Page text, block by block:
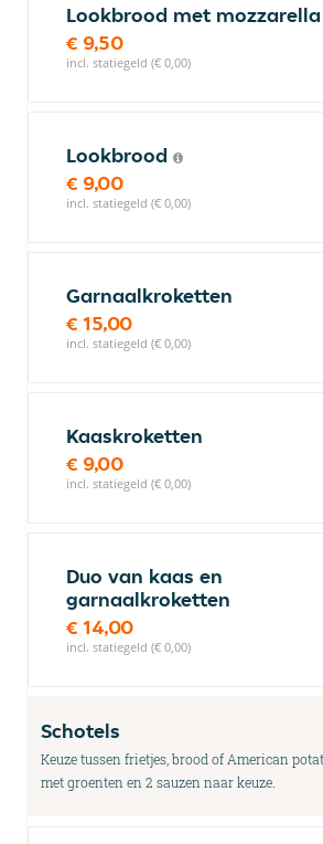
Lookbrood met mozzarella
€ 9,50
incl. statiegeld (€ 0,00)
Lookbrood
€ 9,00
incl. statiegeld (€ 0,00)
Garnaalkroketten
€ 15,00
incl. statiegeld (€ 0,00)
Kaaskroketten
€ 9,00
incl. statiegeld (€ 0,00)
Duo van kaas en
garnaalkroketten
€ 14,00
incl. statiegeld (€ 0,00)
Schotels
Keuze tussen frietjes, brood of American
met groenten en 2 sauzen naar keuze.